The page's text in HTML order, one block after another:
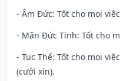
- Âm Đức: Tốt cho mọi
- Mãn Đức Tinh: Tốt cho
- Tục Thế: Tốt cho mọi
(cưới xin).